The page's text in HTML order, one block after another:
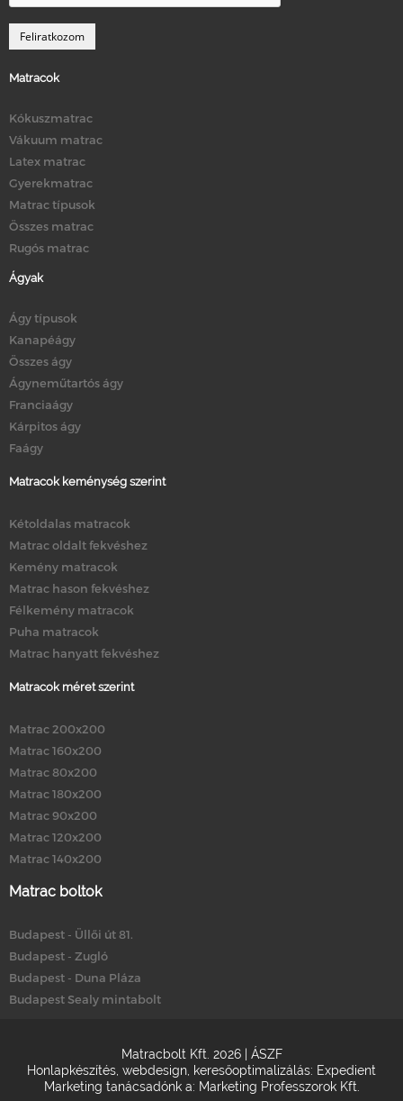
Matracok
Kókuszmatrac
Vákuum matrac
Latex matrac
Gyerekmatrac
Matrac típusok
Összes matrac
Rugós matrac
Ágyak
Ágy típusok
Kanapéágy
Összes ágy
Ágyneműtartós ágy
Franciaágy
Kárpitos ágy
Faágy
Matracok keménység szerint
Kétoldalas matracok
Matrac oldalt fekvéshez
Kemény matracok
Matrac hason fekvéshez
Félkemény matracok
Puha matracok
Matrac hanyatt fekvéshez
Matracok méret szerint
Matrac 200x200
Matrac 160x200
Matrac 80x200
Matrac 180x200
Matrac 90x200
Matrac 120x200
Matrac 140x200
Matrac boltok
Budapest - Üllői út 81.
Budapest - Zugló
Budapest - Duna Pláza
Budapest Sealy mintabolt
Matracbolt Kft. 2026 | ÁSZF
Honlapkészítés webdesign keresőoptimalizálás: Expedient
Marketing tanácsadónk a: Marketing Professzorok Kft.